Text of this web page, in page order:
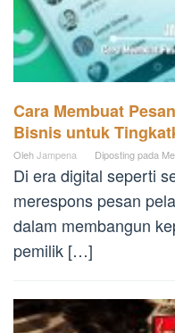
Cara Membuat
Bisnis untuk
OlehJampena Diposting pada
Di era digital seperti
merespons pesan
dalam membangun
pemilik […]